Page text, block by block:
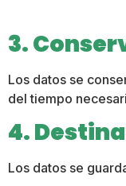
3.
Los datos se
del tiempo
4.
Los datos se